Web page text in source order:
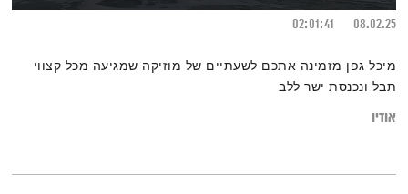
08.02.25
02:01:41
מיכל גפן מזמינה אתכם לשעתיים של מוזיקה שמגיעה מכל קצווי
תבל ונכנסת ישר ללב
אודיו